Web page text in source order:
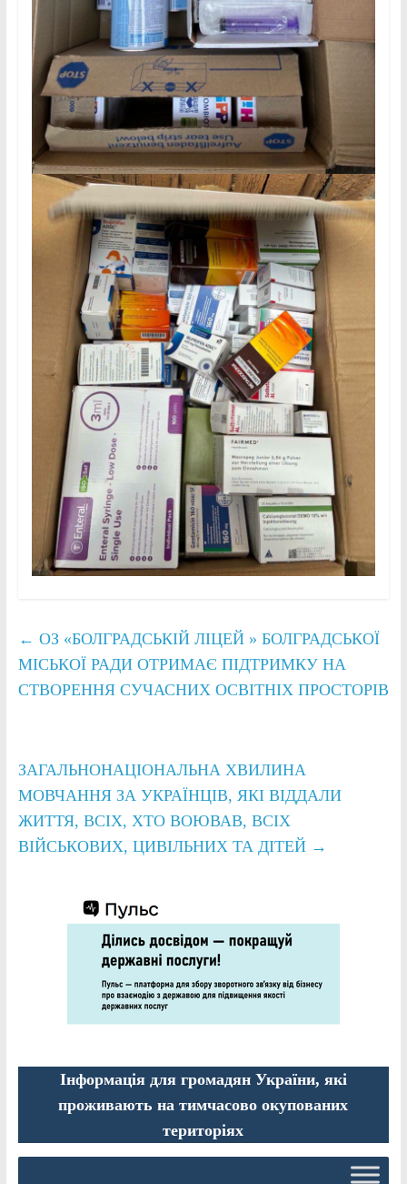
← ОЗ «БОЛГРАДСЬКІЙ ЛІЦЕЙ » БОЛГРАДСЬКОЇ
МІСЬКОЇ РАДИ ОТРИМАЄ ПІДТРИМКУ НА
СТВОРЕННЯ СУЧАСНИХ ОСВІТНІХ ПРОСТОРІВ
ЗАГАЛЬНОНАЦІОНАЛЬНА ХВИЛИНА
МОВЧАННЯ ЗА УКРАЇНЦІВ, ЯКІ ВІДДАЛИ
ЖИТТЯ, ВСІХ, ХТО ВОЮВАВ, ВСІХ
ВІЙСЬКОВИХ, ЦИВІЛЬНИХ ТА ДІТЕЙ →
Інформація для громадян України, які
проживають на тимчасово окупованих
територіях